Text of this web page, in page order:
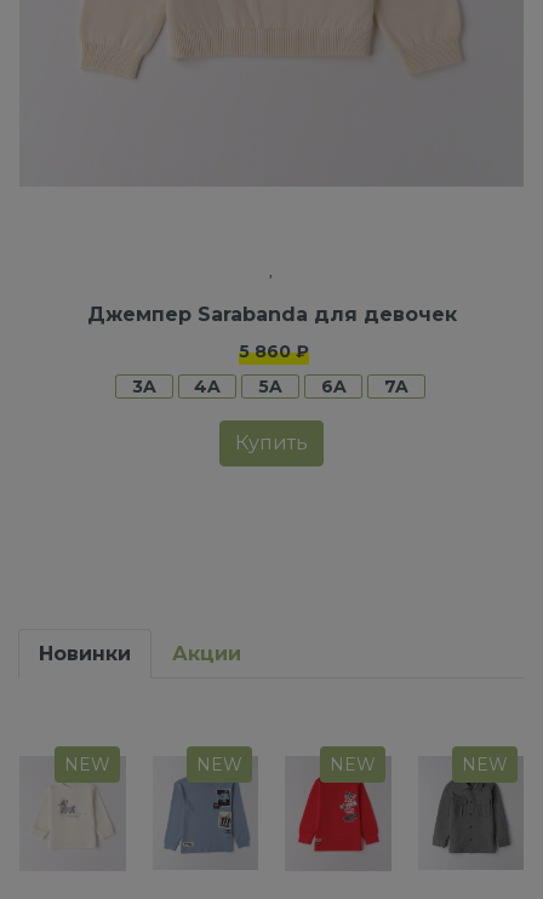
Джемпер Sarabanda для девочек
5 860 ₽
3A
4A 5A 6A 7A
Купить
Новинки Акции
NEW NEW NEW NEW